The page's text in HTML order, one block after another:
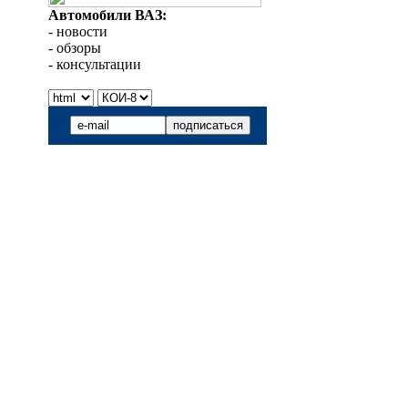
Автомобили ВАЗ:
- новости
- обзоры
- консультации